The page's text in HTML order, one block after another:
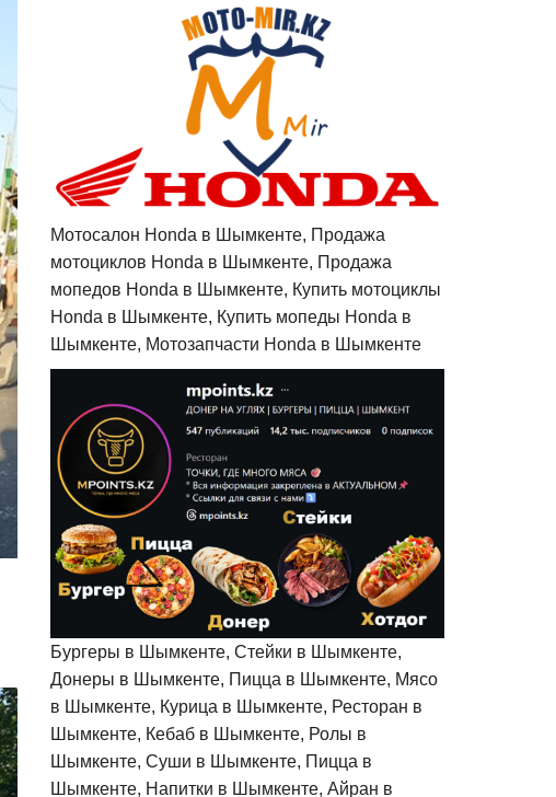
Мотосалон Honda в Шымкенте, Продажа
мотоциклов Honda в Шымкенте, Продажа
мопедов Honda в Шымкенте, Купить мотоциклы
Honda в Шымкенте, Купить мопеды Honda в
Шымкенте, Мотозапчасти Honda в Шымкенте
Бургеры в Шымкенте, Стейки в Шымкенте,
Донеры в Шымкенте, Пицца в Шымкенте, Мясо
в Шымкенте, Курица в Шымкенте, Ресторан в
Шымкенте, Кебаб в Шымкенте, Ролы в
Шымкенте, Суши в Шымкенте, Пицца в
Шымкенте, Напитки в Шымкенте, Айран в